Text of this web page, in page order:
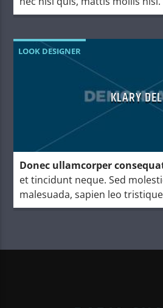
vehicula eget aliquet ac,
LOOK DESIGNER
KLARY
Donec ullamcorper
et tincidunt neque. Sed
malesuada, sapien leo
eros at nulla. Phasellus lacus